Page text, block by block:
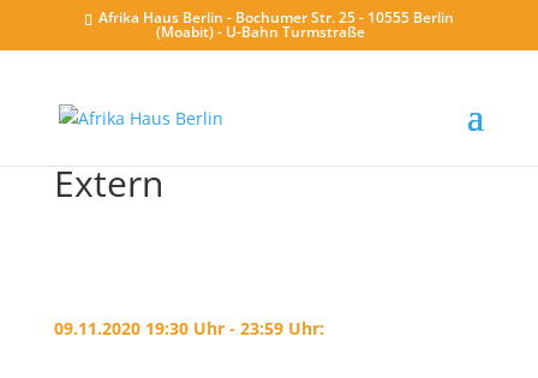
Afrika Haus Berlin - Bochumer Str. 25 - 10555 Berlin
(Moabit) - U-Bahn Turmstraße
Extern
09.11.2020 19:30 Uhr - 23:59 Uhr: